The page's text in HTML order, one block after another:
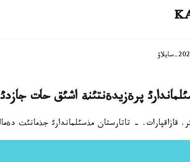
سايلاۋ
پرةزيدةنتئنة اشئق حات جازدئ